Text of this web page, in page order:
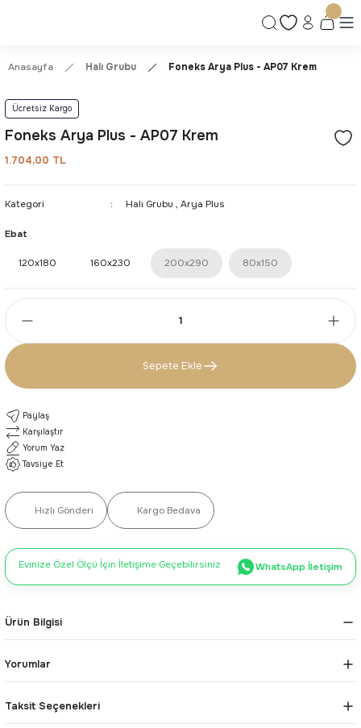
Güvenli Alışveriş Deneyimi
Anasayfa Halı Grubu Foneks Arya Plus - AP07 Krem
Ücretsiz Kargo
Foneks Arya Plus - AP07 Krem
1.704,00 TL
Kategori Halı Grubu , Arya Plus
Ebat
120x180 160x230 200x290 80x150
Sepete Ekle
Paylaş
Karşılaştır
Yorum Yaz
Tavsiye Et
Hızlı Gönderi Kargo Bedava
Evinize Özel Ölçü İçin İletişime Geçebilirsiniz WhatsApp İletişim
Ürün Bilgisi
Yorumlar
Taksit Seçenekleri